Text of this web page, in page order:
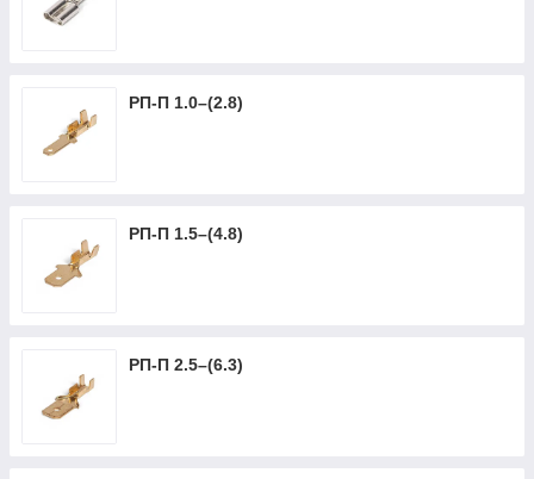
РП-П 1.0–(2.8)
РП-П 1.5–(4.8)
РП-П 2.5–(6.3)